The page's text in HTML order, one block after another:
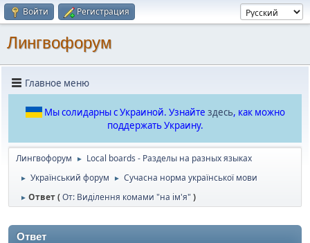
Войти Регистрация
Лингвофорум
Главное меню
Мы солидарны с Украиной. Узнайте здесь, как можно
поддержать Украину.
Лингвофорум ► Local boards - Разделы на разных языках
► Український форум ► Сучасна норма української мови
► Ответ (От: Виділення комами "на ім'я")
Ответ